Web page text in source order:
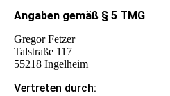
Angaben gemäß § 5 TMG
Gregor Fetzer
Talstraße 117
55218 Ingelheim
Vertreten durch: